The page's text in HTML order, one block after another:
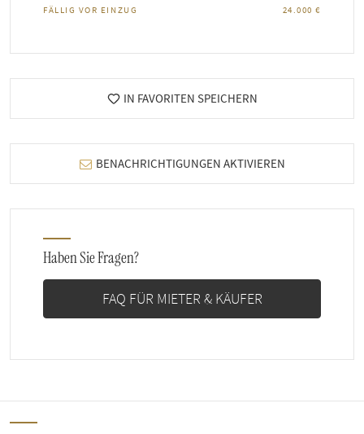
FÄLLIG VOR EINZUG 24.000 €
IN FAVORITEN SPEICHERN
BENACHRICHTIGUNGEN AKTIVIEREN
Haben Sie Fragen?
FAQ FÜR MIETER & KÄUFER